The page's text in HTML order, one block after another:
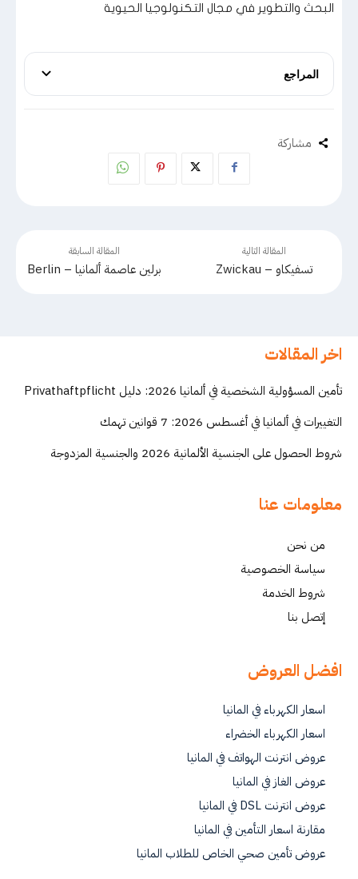
البحث والتطوير في مجال التكنولوجيا الحيوية
المراجع
مشاركة
المقالة السابقة
برلين عاصمة ألمانيا – Berlin
المقالة التالية
تسفيكاو – Zwickau
اخر المقالات
تأمين المسؤولية الشخصية في ألمانيا 2026: دليل Privathaftpflicht
التغييرات في ألمانيا في أغسطس 2026: 7 قوانين تهمك
شروط الحصول على الجنسية الألمانية 2026 والجنسية المزدوجة
معلومات عنا
من نحن
سياسة الخصوصية
شروط الخدمة
إتصل بنا
افضل العروض
اسعار الكهرباء في المانيا
اسعار الكهرباء الخضراء
عروض انترنت الهواتف في المانيا
عروض الغاز في المانيا
عروض انترنت DSL في المانيا
مقارنة اسعار التأمين في المانيا
عروض تأمين صحي الخاص للطلاب المانيا